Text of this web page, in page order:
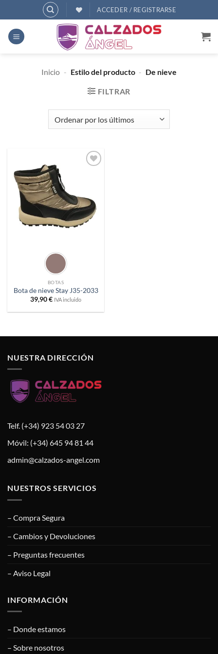
al
contenido
ACCEDER / REGISTRARSE
Inicio - Estilo del producto - De nieve
FILTRAR
BOTAS
Bota de nieve Stay J35-2033
39,90€ IVA incluido
NUESTRA DIRECCIÓN
Telf. (+34) 923 54 03 27
Móvil: (+34) 645 94 81 44
admin@calzados-angel.com
NUESTROS SERVICIOS
– Compra Segura
– Cambios y Devoluciones
– Preguntas frecuentes
– Aviso Legal
INFORMACIÓN
– Donde estamos
– Sobre nosotros